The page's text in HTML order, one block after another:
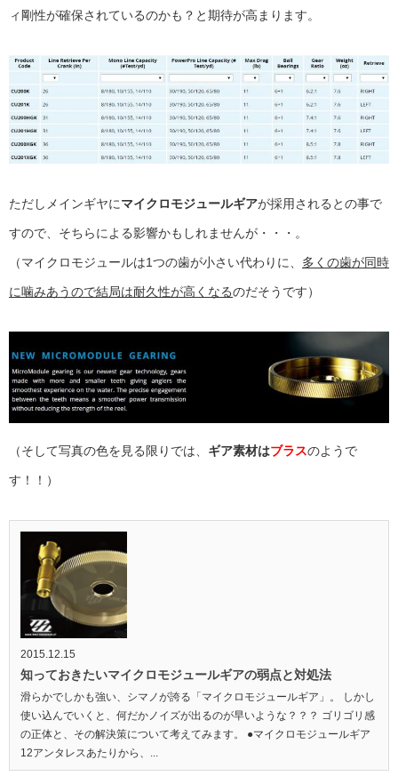
ィ剛性が確保されているのかも？と期待が高まります。
ただしメインギヤにマイクロモジュールギアが採用されるとの事で
すので、そちらによる影響かもしれませんが・・・。
（マイクロモジュールは1つの歯が小さい代わりに、 多くの歯が同時
に噛みあうので結局は耐久性が高くなるのだそうです）
（そして写真の色を見る限りでは、 ギア素材はブラスのようで
す！！）
2015.12.15
知っておきたいマイクロモジュールギアの弱点と対処法
滑らかでしかも強い、シマノが誇る「マイクロモジュールギア」。 しかし
使い込んでいくと、何だかノイズが出るのが早いような？？？ ゴリゴリ感
の正体と、その解決策について考えてみます。 ●マイクロモジュールギア
12アンタレスあたりから、...